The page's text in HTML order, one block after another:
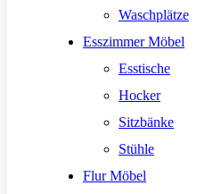
Waschplätze
Esszimmer Möbel
Esstische
Hocker
Sitzbänke
Stühle
Flur Möbel